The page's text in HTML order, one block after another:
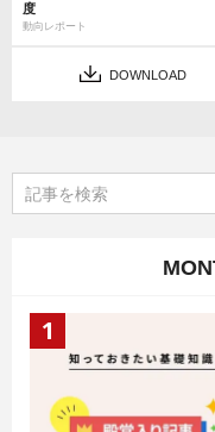
度
動向レポート
DOWNLOAD